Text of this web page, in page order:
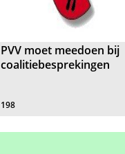
PVV moet meedoen bij
coalitiebesprekingen
198